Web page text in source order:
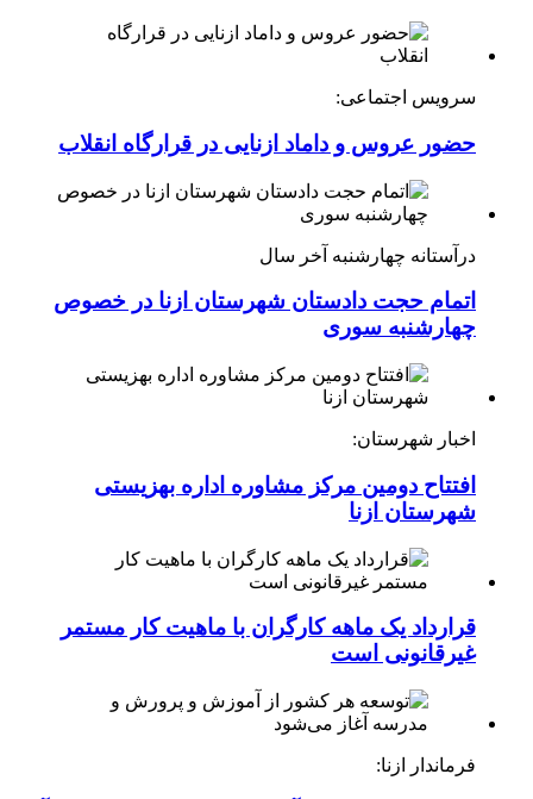
سرویس اجتماعی:
حضور عروس و داماد ازنایی در قرارگاه انقلاب
درآستانه چهارشنبه آخر سال
اتمام حجت دادستان شهرستان ازنا در خصوص
چهارشنبه ‌سوری
اخبار شهرستان:
افتتاح دومین مرکز مشاوره اداره بهزیستی
شهرستان ازنا
قرارداد یک ماهه کارگران با ماهیت کار مستمر
غیرقانونی است
فرماندار ازنا: